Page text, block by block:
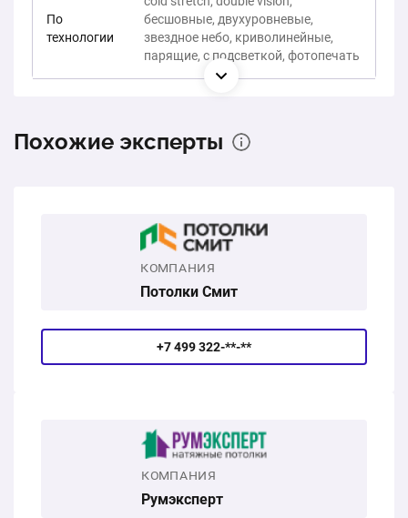
По
технологии
бесшовные, двухуровневые,
звездное небо, криволинейные,
парящие, с подсветкой, фотопечать
Похожие эксперты
КОМПАНИЯ
Потолки Смит
+7 499 322-**-**
КОМПАНИЯ
Румэксперт